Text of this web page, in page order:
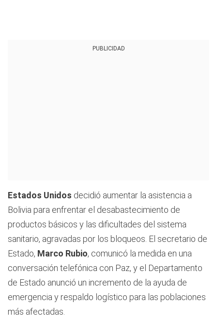
PUBLICIDAD
Estados Unidos decidió aumentar la asistencia a
Bolivia para enfrentar el desabastecimiento de
productos básicos y las dificultades del sistema
sanitario, agravadas por los bloqueos. El secretario de
Estado, Marco Rubio, comunicó la medida en una
conversación telefónica con Paz, y el Departamento
de Estado anunció un incremento de la ayuda de
emergencia y respaldo logístico para las poblaciones
más afectadas.